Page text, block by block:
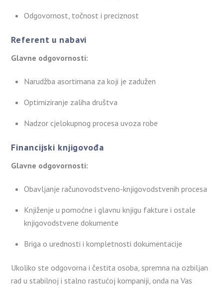
Odgovornost, točnost i preciznost
Referent u nabavi
Glavne odgovornosti:
Narudžba asortimana za koji je zadužen
Optimiziranje zaliha društva
Nadzor cjelokupnog procesa uvoza robe
Financijski knjigovođa
Glavne odgovornosti:
Obavljanje računovodstveno-knjigovodstvenih procesa
Knjiženje u pomoćne i glavnu knjigu fakture i ostale
knjigovodstvene dokumente
Briga o urednosti i kompletnosti dokumentacije
Ukoliko ste odgovorna i čestita osoba, spremna na ozbiljan
rad u stabilnoj i stalno rastućoj kompaniji, onda na Vas